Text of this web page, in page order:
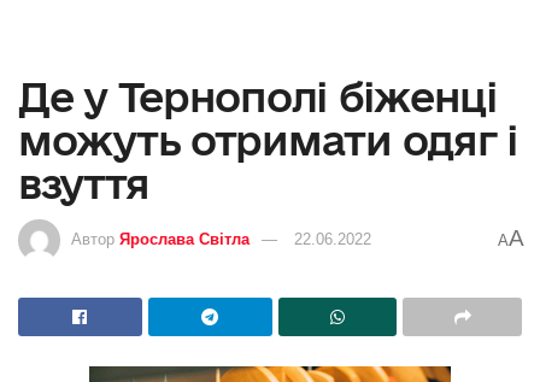
Де у Тернополі біженці
можуть отримати одяг і
взуття
Автор Ярослава Світла 22.06.2022 AA